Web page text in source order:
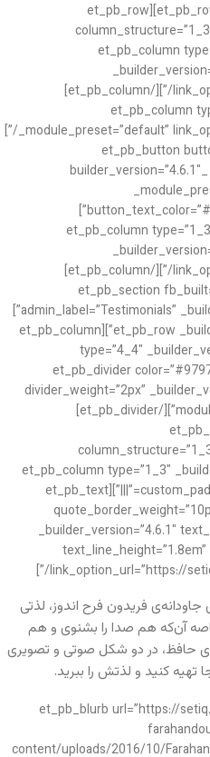
[/et_pb_blurb][/et_pb_column][/et_pb_row][et_pb_row
link_option_url=”https://setiq.com/library/”][/et_pb_column]
[et_pb_column
_module_preset=”default” link_option_url=”https://setiq.com/library/”]
[et_pb_button
button_text=”همه کتابخانه را ببینید” _builder_version=”4.6.1″
button_text_color=”#0c71c3″ background_layout=”dark”]
[/et_pb_button][/et_pb_column][et_pb_column
link_option_url=”https://setiq.com/library/”][/et_pb_column]
[/et_pb_row][/et_pb_section][et_pb_section
admin_label=”Testimonials” _builder_version=”4.6.1″ collapsed=”off”]
[et_pb_row _builder_version=”3.25″ collapsed=”off”][et_pb_column
type=”4_4″
custom_padding__hover=”|||”][et_pb_divider
divider_weight=”2px”
module_alignment=”center” locked=”off”][/et_pb_divider]
[/et_pb_column][/
collapsed=”off”][et_pb_column type=”1_3″
custom_padding=”|||” custom_padding__hover=”|||”][et_pb_text
_builder_version=”4.6.1″
text_line_height=”1.8em”
link_option_url=”https://
فریدون فرح اندوز، لذتی
آن‌که هم صدا را بشنوی و هم
حافظ، در دو شکل صوتی و تصویری
تهیه کنید و لذتش را ببرید.
[/et_pb_text][et_pb_blurb
content/uploads/2016/10/